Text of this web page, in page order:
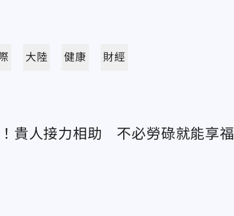
大陸 健康 財經
！貴人接力相助 不必勞碌就能享福